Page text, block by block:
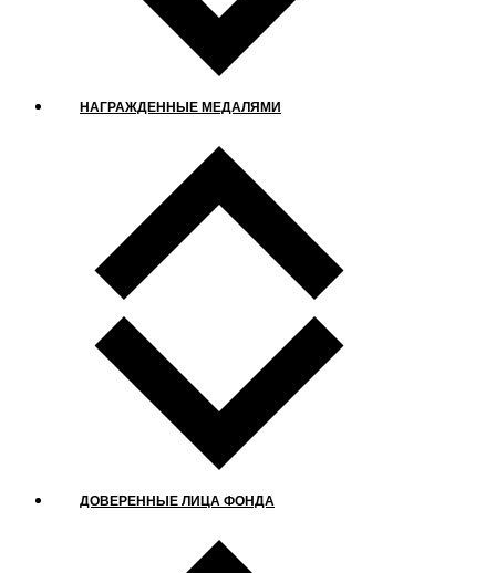
НАГРАЖДЕННЫЕ МЕДАЛЯМИ
ДОВЕРЕННЫЕ ЛИЦА ФОНДА